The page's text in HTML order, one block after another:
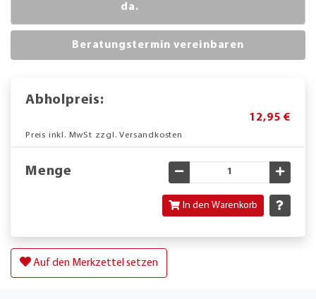
da.
Beratungstermin vereinbaren
Abholpreis:
12,95 €
Preis inkl. MwSt zzgl. Versandkosten
Menge Gewünschte Menge
In den Warenkorb
Auf den Merkzettel setzen